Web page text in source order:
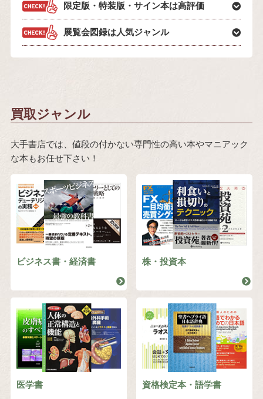
限定版・特装版・サイン本は高評価
展覧会図録は人気ジャンル
買取ジャンル
大手書店では、値段の付かない専門性の高い本やマニアック
な本もお任せ下さい！
ビジネス書・経済書 株・投資本
医学書 資格検定本・語学書